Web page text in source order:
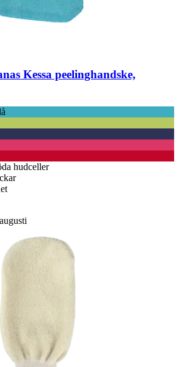
Kessa peelinghandske,
hudceller